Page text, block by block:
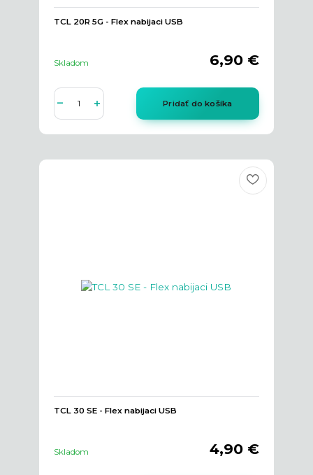
TCL 20R 5G - Flex nabijaci USB
6,90 €
Skladom
Pridať do košíka
TCL 30 SE - Flex nabijaci USB
4,90 €
Skladom